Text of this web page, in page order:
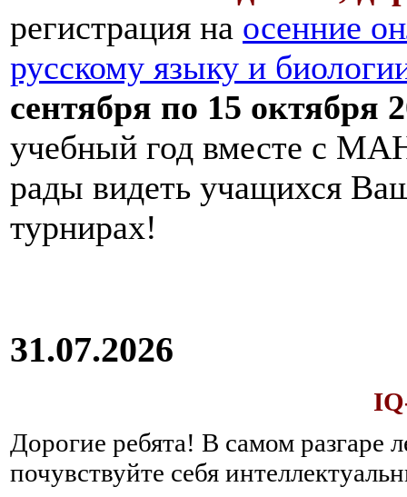
регистрация на осенние
русскому языку и
сентября по 15 октября
учебный год вместе с
рады видеть учащихся
турнирах!
31.07.2026
Дорогие ребята! В самом разгаре
почувствуйте себя